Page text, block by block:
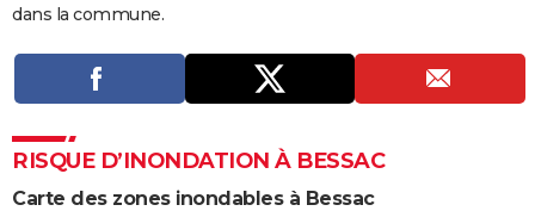
dans la commune.
RISQUE D’INONDATION À BESSAC
Carte des zones inondables à Bessac